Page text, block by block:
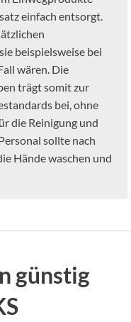
einfach entsorgt.
beispielsweise bei
wären. Die
trägt somit zur
bei, ohne
die Reinigung und
sollte nach
Hände waschen und
günstig